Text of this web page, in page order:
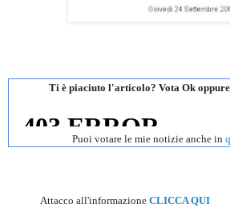
Ti è piaciuto l'articolo? Vota Ok
Puoi votare le mie notizie anche in
Attacco all'informazione CLICCA QUI